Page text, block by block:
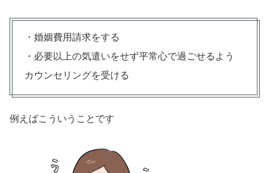
・婚姻費用請求をする
・必要以上の気遣いをせず平常心で過ごせるよう
カウンセリングを受ける
例えばこういうことです